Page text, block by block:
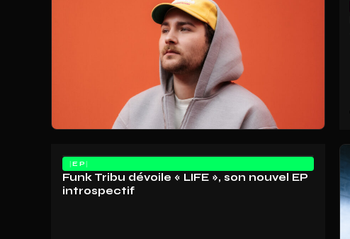
EP
Funk Tribu dévoile « LIFE », son nouvel EP
introspectif